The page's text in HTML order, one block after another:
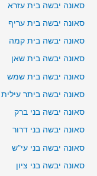
סאונה יבשה בית עזרא
סאונה יבשה בית עריף
סאונה יבשה בית קמה
סאונה יבשה בית שאן
סאונה יבשה בית שמש
סאונה יבשה ביתר עילית
סאונה יבשה בני ברק
סאונה יבשה בני דרור
סאונה יבשה בני עי"ש
סאונה יבשה בני ציון